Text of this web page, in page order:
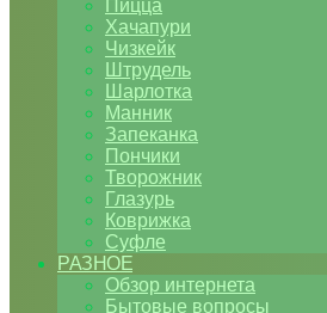
Пицца
Хачапури
Чизкейк
Штрудель
Шарлотка
Манник
Запеканка
Пончики
Творожник
Глазурь
Коврижка
Суфле
РАЗНОЕ
Обзор интернета
Бытовые вопросы